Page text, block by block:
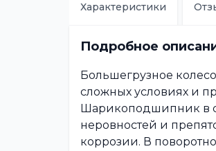
Характеристики
Подробное
Большегрузное
сложных условиях и
Шарикоподшипник в
неровностей и
коррозии. В